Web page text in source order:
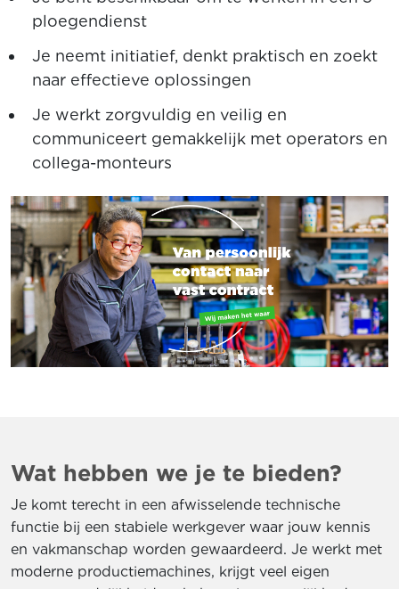
ploegendienst
Je neemt initiatief, denkt praktisch en zoekt
naar effectieve oplossingen
Je werkt zorgvuldig en veilig en
communiceert gemakkelijk met operators en
collega-monteurs
Wat hebben we je te bieden?
Je komt terecht in een afwisselende technische
functie bij een stabiele werkgever waar jouw kennis
en vakmanschap worden gewaardeerd. Je werkt met
moderne productiemachines, krijgt veel eigen